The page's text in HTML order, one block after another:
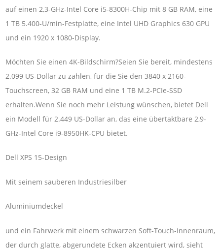
auf einen 2,3-GHz-Intel Core i5-8300H-Chip mit 8 GB RAM, eine
1 TB 5.400-U/min-Festplatte, eine Intel UHD Graphics 630 GPU
und ein 1920 x 1080-Display.
Möchten Sie einen 4K-Bildschirm?Seien Sie bereit, mindestens
2.099 US-Dollar zu zahlen, für die Sie den 3840 x 2160-
Touchscreen, 32 GB RAM und eine 1 TB M.2-PCIe-SSD
erhalten.Wenn Sie noch mehr Leistung wünschen, bietet Dell
ein Modell für 2.449 US-Dollar an, das eine übertaktbare 2,9-
GHz-Intel Core i9-8950HK-CPU bietet.
Dell XPS 15-Design
Mit seinem sauberen Industriesilber
Aluminiumdeckel
und ein Fahrwerk mit einem schwarzen Soft-Touch-Innenraum,
der durch glatte, abgerundete Ecken akzentuiert wird, sieht